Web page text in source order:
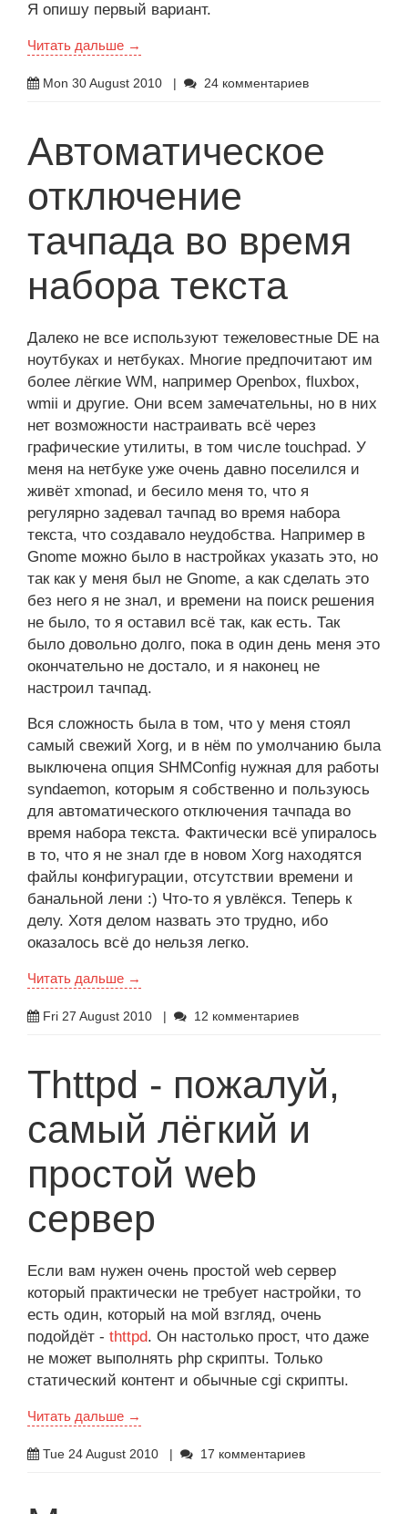
Я опишу первый вариант.
Читать дальше →
Mon 30 August 2010 24 комментариев
Автоматическое
отключение
тачпада во время
набора текста
Далеко не все используют тежеловестные DE на
ноутбуках и нетбуках. Многие предпочитают им
более лёгкие WM, например Openbox, fluxbox,
wmii и другие. Они всем замечательны, но в них
нет возможности настраивать всё через
графические утилиты, в том числе touchpad. У
меня на нетбуке уже очень давно поселился и
живёт xmonad, и бесило меня то, что я
регулярно задевал тачпад во время набора
текста, что создавало неудобства. Например в
Gnome можно было в настройках указать это, но
так как у меня был не Gnome, а как сделать это
без него я не знал, и времени на поиск решения
не было, то я оставил всё так, как есть. Так
было довольно долго, пока в один день меня это
окончательно не достало, и я наконец не
настроил тачпад.
Вся сложность была в том, что у меня стоял
самый свежий Xorg, и в нём по умолчанию была
выключена опция SHMConfig нужная для работы
syndaemon, которым я собственно и пользуюсь
для автоматического отключения тачпада во
время набора текста. Фактически всё упиралось
в то, что я не знал где в новом Xorg находятся
файлы конфигурации, отсутствии времени и
банальной лени :) Что-то я увлёкся. Теперь к
делу. Хотя делом назвать это трудно, ибо
оказалось всё до нельзя легко.
Читать дальше →
Fri 27 August 2010 12 комментариев
Thttpd - пожалуй,
самый лёгкий и
простой web
сервер
Если вам нужен очень простой web сервер
который практически не требует настройки, то
есть один, который на мой взгляд, очень
подойдёт - thttpd. Он настолько прост, что даже
не может выполнять php скрипты. Только
статический контент и обычные cgi скрипты.
Читать дальше →
Tue 24 August 2010 17 комментариев